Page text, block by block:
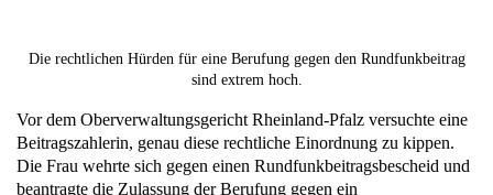
Die rechtlichen Hürden für eine Berufung gegen den Rundfunkbeitrag
sind extrem hoch.
Vor dem Oberverwaltungsgericht Rheinland-Pfalz versuchte eine
Beitragszahlerin, genau diese rechtliche Einordnung zu kippen.
Die Frau wehrte sich gegen einen Rundfunkbeitragsbescheid und
beantragte die Zulassung der Berufung gegen ein